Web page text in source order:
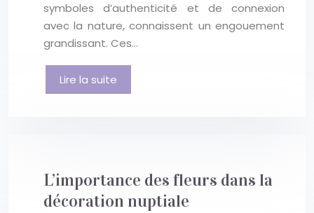
symboles d’authenticité et de connexion
avec la nature, connaissent un engouement
grandissant. Ces…
Lire la suite
L’importance des fleurs dans la
décoration nuptiale